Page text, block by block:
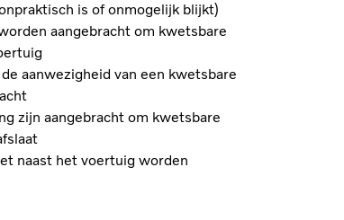
is of onmogelijk blijkt)
aangebracht om kwetsbare
aanwezigheid van een kwetsbare
zijn aangebracht om kwetsbare
naast het voertuig worden